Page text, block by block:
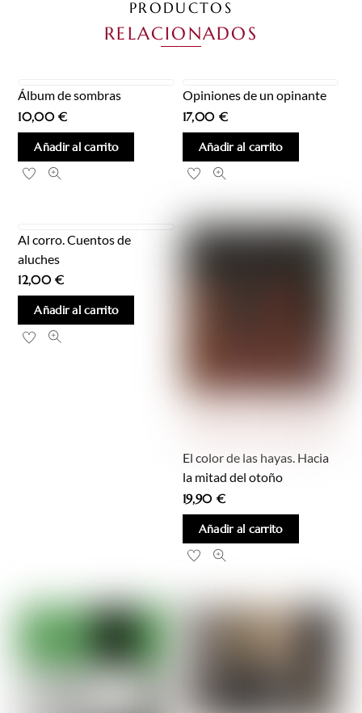
PRODUCTOS
RELACIONADOS
Álbum de sombras
10,00€
Añadir al carrito
Opiniones de un opinante
17,00 €
Añadir al carrito
Al corro. Cuentos de
aluches
12,00€
Añadir al carrito
El color de las hayas. Hacia
la mitad del otoño
19,90 €
Añadir al carrito